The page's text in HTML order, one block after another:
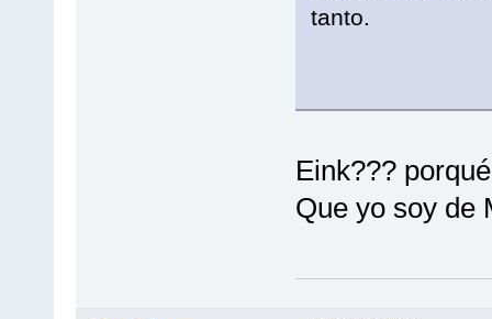
tanto.
Eink???
Que yo soy de